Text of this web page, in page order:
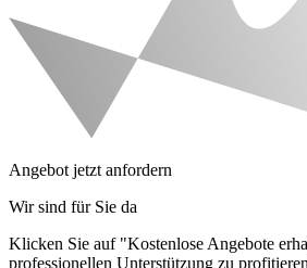
Angebot jetzt anfordern
Wir sind für Sie da
Klicken Sie auf "Kostenlose Angebote
professionellen Unterstützung zu